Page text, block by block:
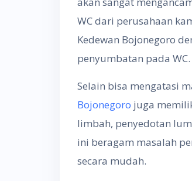
WC dari perusahaan
Kedewan Bojonegoro
penyumbatan pada WC.
Selain bisa mengatasi
Bojonegoro juga
limbah, penyedotan
ini beragam masalah
secara mudah.